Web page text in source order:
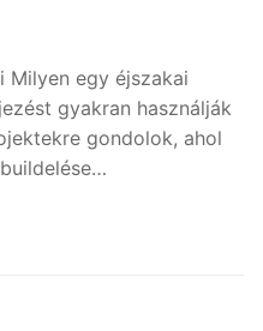
Milyen egy éjszakai
gyakran használják
gondolok, ahol